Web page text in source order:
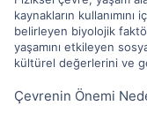
kaynakların kullanımını
belirleyen biyolojik
yaşamını etkileyen
kültürel değerlerini ve
Çevrenin Önemi